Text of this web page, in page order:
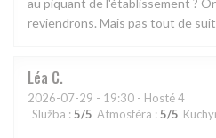
reviendrons. Mais pas tout de
Léa C
2026-07-29 - 19:30 - Hosté 4
Služba : 5/5 Atmosféra : 5/5